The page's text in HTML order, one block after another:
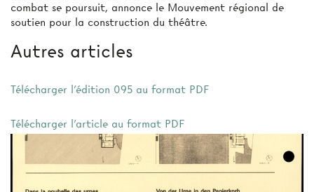
combat se poursuit, annonce le Mouvement régional de
soutien pour la construction du théâtre.
Autres articles
Télécharger l'édition 095 au format PDF
Télécharger l'article au format PDF